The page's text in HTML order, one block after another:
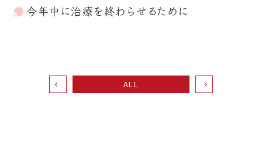
今年中に治療を終わらせるために
ALL